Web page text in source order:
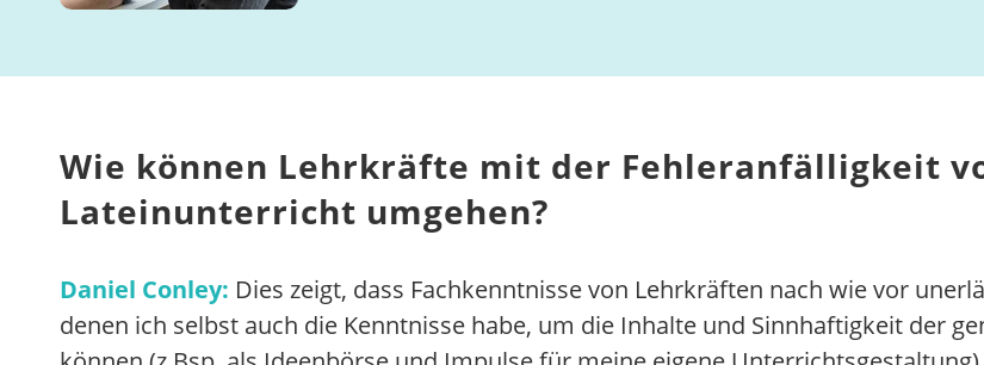
Wie können Lehrkräfte mit der Fehleranfälligkeit
Lateinunterricht umgehen?
Daniel Conley: Dies zeigt, dass Fachkenntnisse von Lehrkräften nach wie vor
denen ich selbst auch die Kenntnisse habe, um die Inhalte und Sinnhaftigkeit der